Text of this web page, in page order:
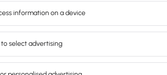
sind Abschlagszahlungenim
. Dort ist vermerkt, dass sich
die Sache komplett zu übergeben
komplett zu zahlen.
für Unternehmen in